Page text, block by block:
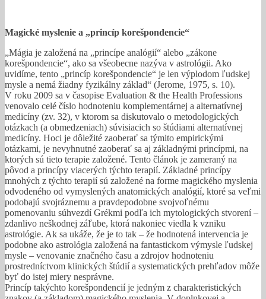
Magické myslenie a „princíp korešpondencie“
„Mágia je založená na „princípe analógií“ alebo „zákone
korešpondencie“, ako sa všeobecne nazýva v astrológii. Ako
uvidíme, tento „princíp korešpondencie“ je len výplodom ľudskej
mysle a nemá žiadny fyzikálny základ“ (Jerome, 1975, s. 10).
V roku 2009 sa v časopise Evaluation & the Health Professions
venovalo celé číslo hodnoteniu komplementárnej a alternatívnej
medicíny (zv. 32), v ktorom sa diskutovalo o metodologických
otázkach (a obmedzeniach) súvisiacich so štúdiami alternatívnej
medicíny. Hoci je dôležité zaoberať sa týmito empirickými
otázkami, je nevyhnutné zaoberať sa aj základnými princípmi, na
ktorých sú tieto terapie založené. Tento článok je zameraný na
pôvod a princípy viacerých týchto terapií. Základné princípy
mnohých z týchto terapií sú založené na forme magického myslenia
odvodeného od vymyslených anatomických analógií, ktoré sa veľmi
podobajú svojráznemu a pravdepodobne svojvoľnému
pomenovaniu súhvezdí Grékmi podľa ich mytologických stvorení –
zdanlivo neškodnej záľube, ktorá nakoniec viedla k vzniku
astrológie. Ak sa ukáže, že je to tak – že hodnotená intervencia je
podobne ako astrológia založená na fantastickom výmysle ľudskej
mysle – venovanie značného času a zdrojov hodnoteniu
prostredníctvom klinických štúdií a systematických prehľadov môže
byť do istej miery nesprávne.
Princíp takýchto korešpondencií je jedným z charakteristických